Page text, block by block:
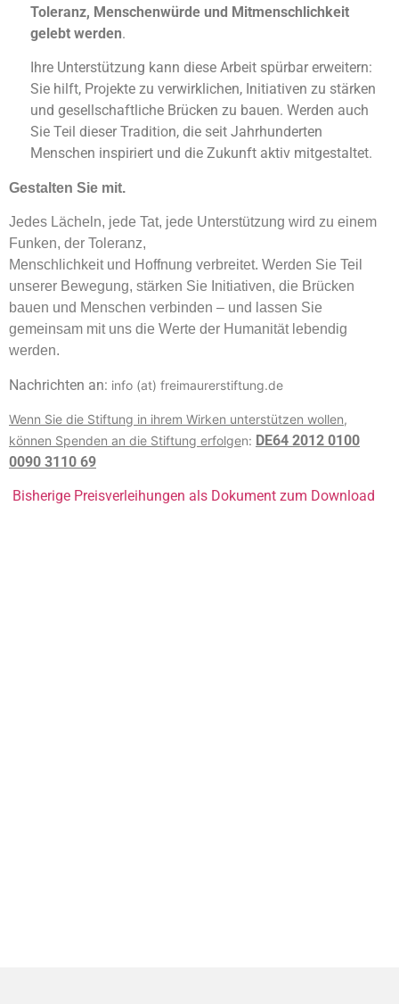
Toleranz, Menschenwürde und Mitmenschlichkeit
gelebt werden.
Ihre Unterstützung kann diese Arbeit spürbar erweitern:
Sie hilft, Projekte zu verwirklichen, Initiativen zu stärken
und gesellschaftliche Brücken zu bauen. Werden auch
Sie Teil dieser Tradition, die seit Jahrhunderten
Menschen inspiriert und die Zukunft aktiv mitgestaltet.
Gestalten Sie mit.
Jedes Lächeln, jede Tat, jede Unterstützung wird zu einem
Funken, der Toleranz,
Menschlichkeit und Hoffnung verbreitet. Werden Sie Teil
unserer Bewegung, stärken Sie Initiativen, die Brücken
bauen und Menschen verbinden – und lassen Sie
gemeinsam mit uns die Werte der Humanität lebendig
werden.
Nachrichten an: info (at) freimaurerstiftung.de
Wenn Sie die Stiftung in ihrem Wirken unterstützen wollen,
können Spenden an die Stiftung erfolgen: DE64 2012 0100
0090 3110 69
Bisherige Preisverleihungen als Dokument zum Download